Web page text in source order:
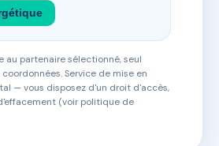
au partenaire sélectionné, seul
Service de mise en
— vous disposez d'un droit d'accès,
(voir politique de